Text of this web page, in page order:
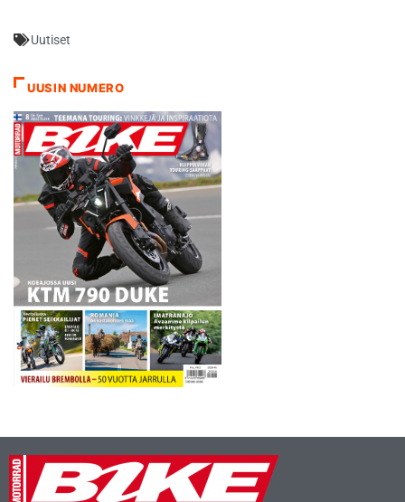
ovat minua nopeampia.
uskoin taistelevani
kolmossijasta”, Rossi…
Uutiset
UUSIN NUMERO